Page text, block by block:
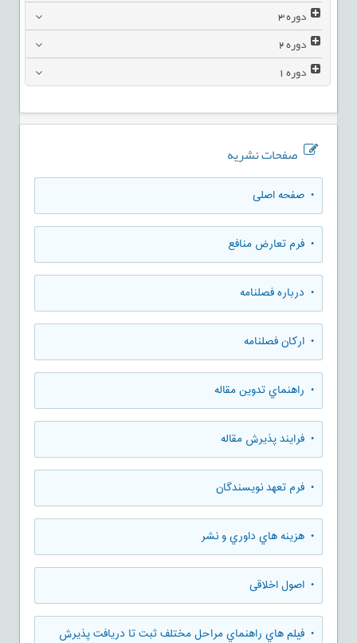
دوره3
دوره2
دوره1
صفحات نشریه
• صفحه اصلی
• فرم تعارض منافع
• درباره فصلنامه
• ارکان فصلنامه
• راهنماي تدوين مقاله
• فرایند پذیرش مقاله
• فرم تعهد نويسندگان
• هزينه هاي داوري و نشر
• اصول اخلاقی
• فيلم هاي راهنماي مراحل مختلف ثبت تا دريافت پذيرش